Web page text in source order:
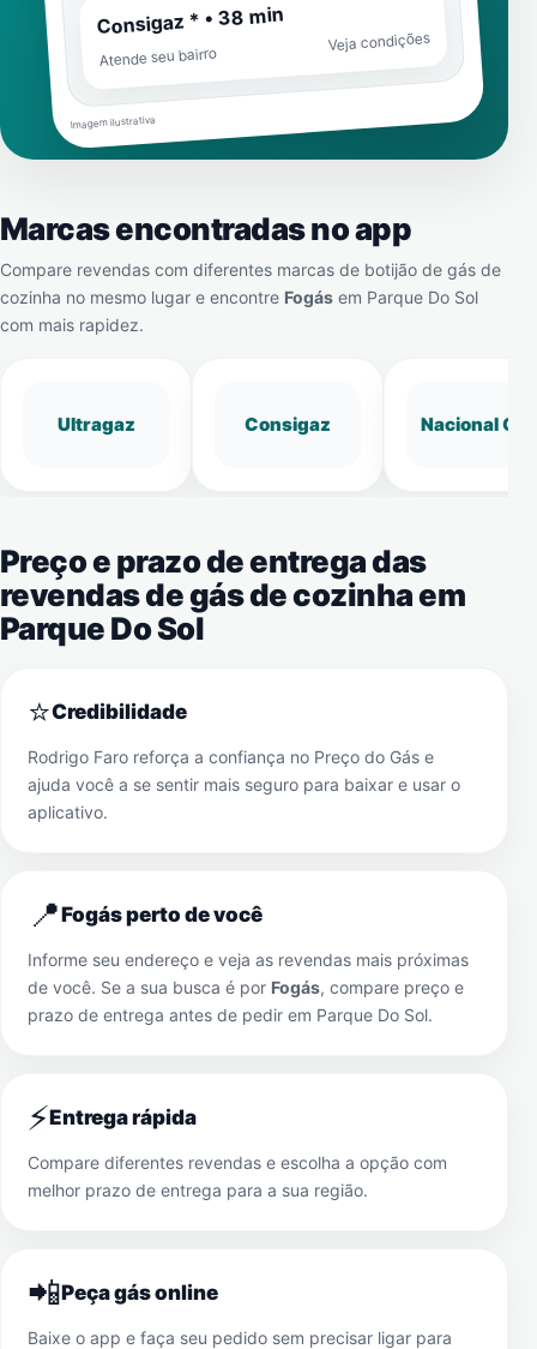
Consigaz * • 38 min
Atende seu bairro
Veja condições
Imagem ilustrativa
Marcas encontradas no app
Compare revendas com diferentes marcas de botijão de gás de
cozinha no mesmo lugar e encontre Fogás em Parque Do Sol
com mais rapidez.
Ultragaz Consigaz Nacional Gás
Preço e prazo de entrega das
revendas de gás de cozinha em
Parque Do Sol
⭐Credibilidade
Rodrigo Faro reforça a confiança no Preço do Gás e
ajuda você a se sentir mais seguro para baixar e usar o
aplicativo.
📍Fogás perto de você
Informe seu endereço e veja as revendas mais próximas
de você. Se a sua busca é por Fogás, compare preço e
prazo de entrega antes de pedir em Parque Do Sol.
⚡Entrega rápida
Compare diferentes revendas e escolha a opção com
melhor prazo de entrega para a sua região.
📲Peça gás online
Baixe o app e faça seu pedido sem precisar ligar para